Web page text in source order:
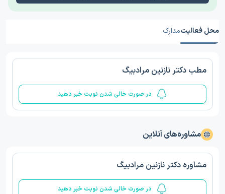
محل فعالیتمدارک
مطب دکتر نازنین مرادبیگ
در صورت خالی شدن نوبت خبر دهید
مشاوره‌های آنلاین
مشاوره دکتر نازنین مرادبیگ
در صورت خالی شدن نوبت خبر دهید